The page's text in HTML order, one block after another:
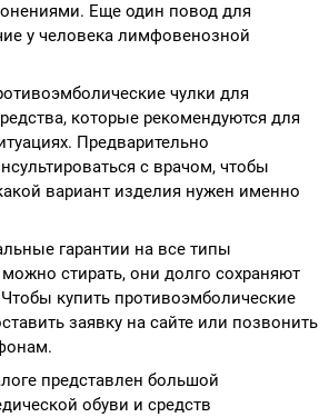
Еще один повод для
у человека лимфовенозной
чулки для
которые рекомендуются для
Предварительно
с врачом, чтобы
вариант изделия нужен именно
гарантии на все типы
стирать, они долго сохраняют
купить противоэмболические
заявку на сайте или позвонить
представлен большой
обуви и средств